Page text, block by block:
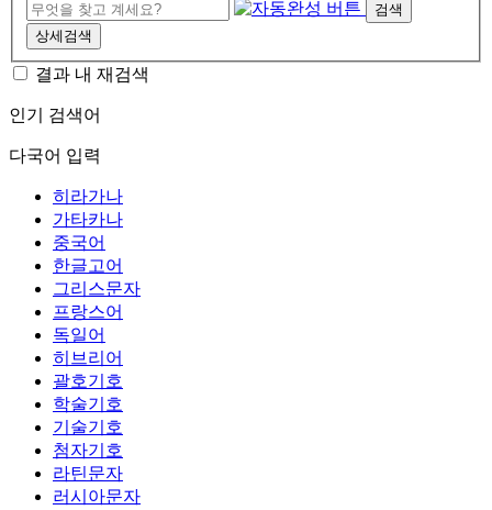
검색
상세검색
결과 내 재검색
인기 검색어
다국어 입력
히라가나
가타카나
중국어
한글고어
그리스문자
프랑스어
독일어
히브리어
괄호기호
학술기호
기술기호
첨자기호
라틴문자
러시아문자